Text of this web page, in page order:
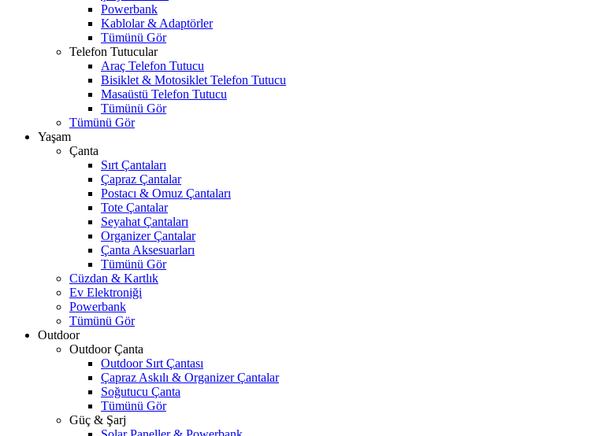
Powerbank
Kablolar & Adaptörler
Tümünü Gör
Telefon Tutucular
Araç Telefon Tutucu
Bisiklet & Motosiklet Telefon Tutucu
Masaüstü Telefon Tutucu
Tümünü Gör
Tümünü Gör
Yaşam
Çanta
Sırt Çantaları
Çapraz Çantalar
Postacı & Omuz Çantaları
Tote Çantalar
Seyahat Çantaları
Organizer Çantalar
Çanta Aksesuarları
Tümünü Gör
Cüzdan & Kartlık
Ev Elektroniği
Powerbank
Tümünü Gör
Outdoor
Outdoor Çanta
Outdoor Sırt Çantası
Çapraz Askılı & Organizer Çantalar
Soğutucu Çanta
Tümünü Gör
Güç & Şarj